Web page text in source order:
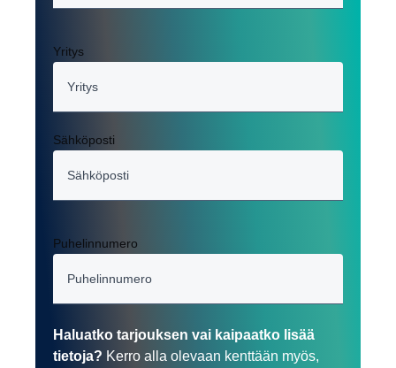
Yritys
Sähköposti
Puhelinnumero
Haluatko tarjouksen vai kaipaatko lisää
tietoja? Kerro alla olevaan kenttään myös,